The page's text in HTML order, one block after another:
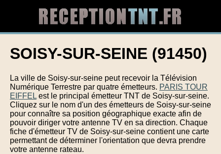
SOISY-SUR-SEINE (91450)
La ville de Soisy-sur-seine peut recevoir la Télévision
Numérique Terrestre par quatre émetteurs. PARIS TOUR
EIFFEL est le principal émetteur TNT de Soisy-sur-seine.
Cliquez sur le nom d'un des émetteurs de Soisy-sur-seine
pour connaître sa position géographique exacte afin de
pouvoir diriger votre antenne TV en sa direction. Chaque
fiche d'émetteur TV de Soisy-sur-seine contient une carte
permettant de déterminer l'orientation que devra prendre
votre antenne rateau.